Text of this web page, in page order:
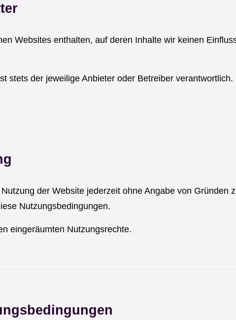
Websites enthalten, auf deren Inhalte wir keinen
stets der jeweilige Anbieter oder Betreiber verantwortlich.
der Website jederzeit ohne Angabe von Gründen
Nutzungsbedingungen.
eingeräumten Nutzungsrechte.